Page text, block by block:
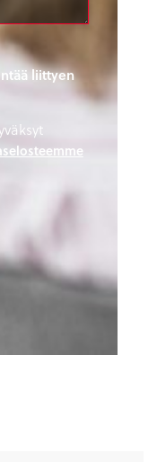
liittyen